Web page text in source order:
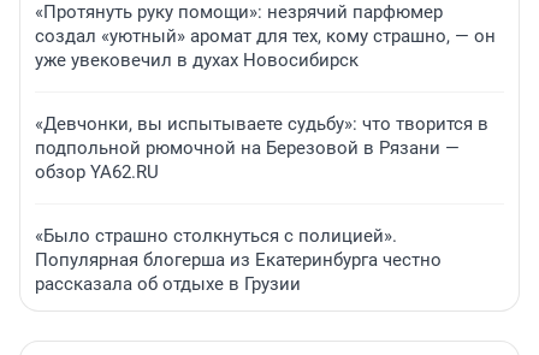
«Протянуть руку помощи»: незрячий парфюмер
создал «уютный» аромат для тех, кому страшно, — он
уже увековечил в духах Новосибирск
«Девчонки, вы испытываете судьбу»: что творится в
подпольной рюмочной на Березовой в Рязани —
обзор YA62.RU
«Было страшно столкнуться с полицией».
Популярная блогерша из Екатеринбурга честно
рассказала об отдыхе в Грузии